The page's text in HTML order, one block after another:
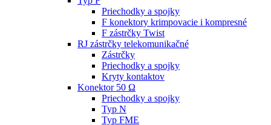
Priechodky a spojky
F konektory krimpovacie i kompresné
F zástrčky Twist
RJ zástrčky telekomunikačné
Zástrčky
Priechodky a spojky
Kryty kontaktov
Konektor 50 Ω
Priechodky a spojky
Typ N
Typ FME